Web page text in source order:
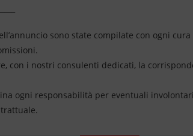
sono state compilate con ogni
con i nostri consulenti dedicati, la
ogni responsabilità per eventuali